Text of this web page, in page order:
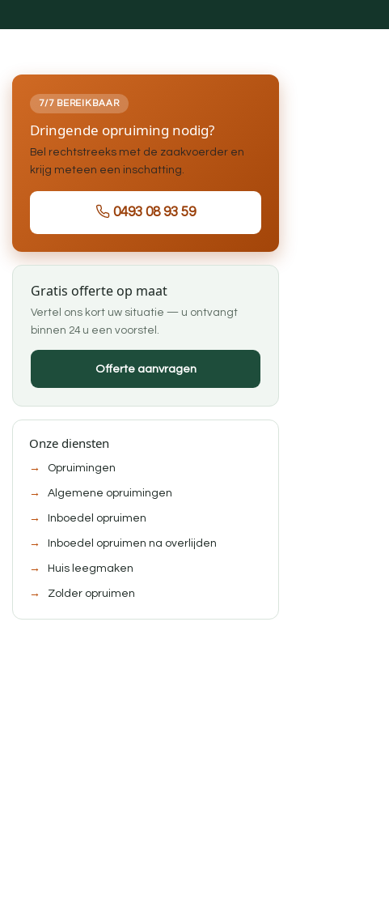
7/7 BEREIKBAAR
Dringende opruiming nodig?
Bel rechtstreeks met de zaakvoerder en
krijg meteen een inschatting.
0493 08 93 59
Gratis offerte op maat
Vertel ons kort uw situatie — u ontvangt
binnen 24 u een voorstel.
Offerte aanvragen
Onze diensten
Opruimingen
Algemene opruimingen
Inboedel opruimen
Inboedel opruimen na overlijden
Huis leegmaken
Zolder opruimen